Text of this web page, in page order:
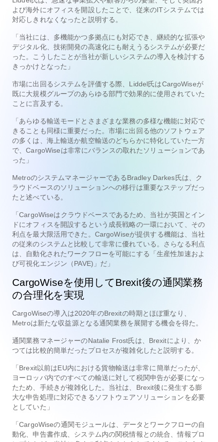
よび海外にオフィスを開設したことで、従来のITシステムでは
対応しきれなくなったと説明する。
「当社には、多機能かつ多拠点にも対応でき、継続的な拡張や
デジタル化、技術開発の高速化にも耐えうるシステムが必要だ
った。こうしたことが当社が新しいシステムの導入を検討する
きっかけとなった」
市場に出回るシステムを評価する際、Liddel氏はCargoWiseが
既に大規模グループのあらゆる部門で効果的に使用されていた
ことに言及する。
「あらゆる輸送モードとさまざまな業務の多様な機能に対応で
きることも同様に重要だった。市場に出回る他のソフトウェア
の多くは、海上輸送か航空輸送のどちらかに特化していた一方
で、CargoWiseは非常にバランスの取れたソリューションであ
った」
MetroのシステムマネージャーであるBradley Darkes氏は、ク
ラウドベースのソリューションへの移行は重要なステップだっ
たと述べている。
「CargoWiseはクラウドベースであるため、当社が英国とイン
ドにオフィスを開設するという成長戦略の一環において、その
利点を最大限活用できた。CargoWiseが提供する機能は、当社
の従来のシステムと比較して非常に優れている。さらなる利点
は、自動化されたワークフローを可能にする「生産性加速およ
び可視化エンジン（PAVE)」だ」
CargoWiseを使用してBrexit後の通関業務
の合理化を実現
CargoWiseの導入は2020年のBrexitの時期とほぼ重なり、
Metroは新たな収益源となる通関業務を展開する機会を得た。
通関業務マネージャーのNatalie Frost氏は、Brexitにより、か
つては比較的簡単だったプロセスが複雑化したと説明する。
「Brexit以前はEU内における貨物輸送は非常に簡単だったが、
ヨーロッパ内でのすべての輸送に対して税関申告が必要になっ
たため、手続きが複雑化した。当社は、Brexit後に発生する膨
大な申告処理に対応できるソフトウェアソリューションを必要
としていた」
「CargoWiseの通関モジュールは、データとワークフローの自
動化、申告書作成、システム内の関税情報との統合、情報プロ